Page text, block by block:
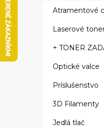
Atramentové
Laserové
+ TONER
Optické valce
Príslušenstvo
3D Filamenty
Jedlá tlač